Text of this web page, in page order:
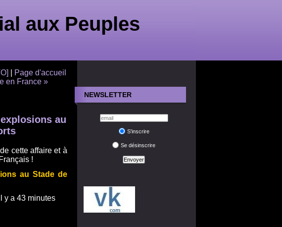
aux Peuples
NEWSLETTER
S'inscrire
Se désinscrire
Page d'accueil
en France »
au
cette affaire et à
!
au Stade de
y a 43 minutes